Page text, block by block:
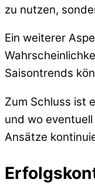
zu nutzen,
Ein weiterer
Saisontrends
Zum Schluss ist
und wo
Ansätze